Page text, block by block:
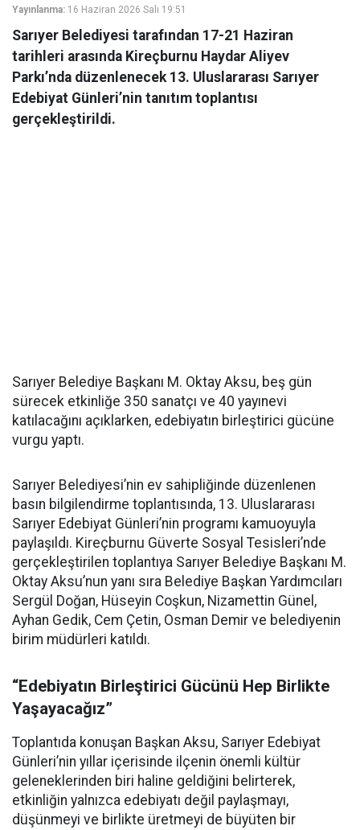
Yayınlanma: 16 Haziran 2026 Salı 19:51
Sarıyer Belediyesi tarafından 17-21 Haziran
tarihleri arasında Kireçburnu Haydar Aliyev
Parkı’nda düzenlenecek 13. Uluslararası Sarıyer
Edebiyat Günleri’nin tanıtım toplantısı
gerçekleştirildi.
Sarıyer Belediye Başkanı M. Oktay Aksu, beş gün
sürecek etkinliğe 350 sanatçı ve 40 yayınevi
katılacağını açıklarken, edebiyatın birleştirici gücüne
vurgu yaptı.
Sarıyer Belediyesi’nin ev sahipliğinde düzenlenen
basın bilgilendirme toplantısında, 13. Uluslararası
Sarıyer Edebiyat Günleri’nin programı kamuoyuyla
paylaşıldı. Kireçburnu Güverte Sosyal Tesisleri’nde
gerçekleştirilen toplantıya Sarıyer Belediye Başkanı M.
Oktay Aksu’nun yanı sıra Belediye Başkan Yardımcıları
Sergül Doğan, Hüseyin Coşkun, Nizamettin Günel,
Ayhan Gedik, Cem Çetin, Osman Demir ve belediyenin
birim müdürleri katıldı.
“Edebiyatın Birleştirici Gücünü Hep Birlikte
Yaşayacağız”
Toplantıda konuşan Başkan Aksu, Sarıyer Edebiyat
Günleri’nin yıllar içerisinde ilçenin önemli kültür
geleneklerinden biri haline geldiğini belirterek,
etkinliğin yalnızca edebiyatı değil paylaşmayı,
düşünmeyi ve birlikte üretmeyi de büyüten bir